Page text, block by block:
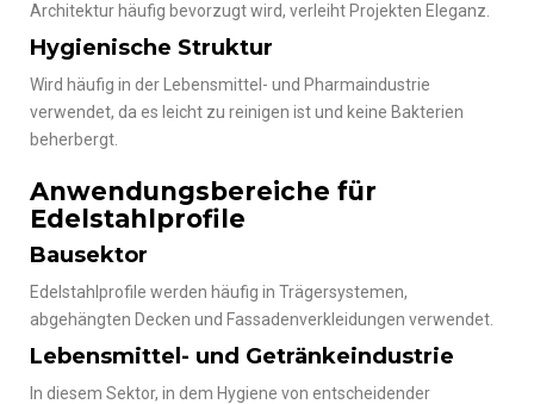
Architektur häufig bevorzugt wird, verleiht Projekten Eleganz.
Hygienische Struktur
Wird häufig in der Lebensmittel- und Pharmaindustrie
verwendet, da es leicht zu reinigen ist und keine Bakterien
beherbergt.
Anwendungsbereiche für
Edelstahlprofile
Bausektor
Edelstahlprofile werden häufig in Trägersystemen,
abgehängten Decken und Fassadenverkleidungen verwendet.
Lebensmittel- und Getränkeindustrie
In diesem Sektor, in dem Hygiene von entscheidender